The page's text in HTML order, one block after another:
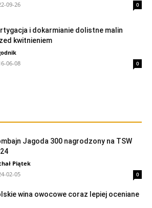
09-26
0
i dokarmianie dolistne malin
kwitnieniem
06-08
0
Jagoda 300 nagrodzony na TSW
Piątek
02-05
0
wina owocowe coraz lepiej oceniane